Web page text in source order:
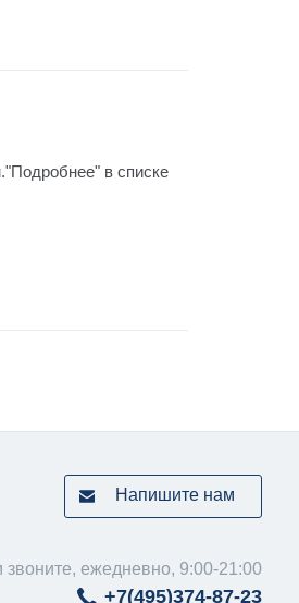
в списке
Напишите нам
звоните, ежедневно, 9:00-21:00
+7(495)374-87-23